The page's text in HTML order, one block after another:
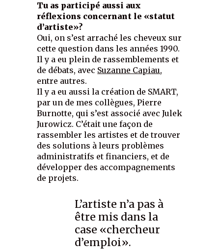
Tu as participé aussi aux
réflexions concernant le «statut
d’artiste»?
Oui, on s’est arraché les cheveux sur
cette question dans les années 1990.
Il y a eu plein de rassemblements et
de débats, avec Suzanne Capiau,
entre autres.
Il y a eu aussi la création de SMART,
par un de mes collègues, Pierre
Burnotte, qui s’est associé avec Julek
Jurowicz. C’était une façon de
rassembler les artistes et de trouver
des solutions à leurs problèmes
administratifs et financiers, et de
développer des accompagnements
de projets.
L’artiste n’a pas à
être mis dans la
case «chercheur
d’emploi».